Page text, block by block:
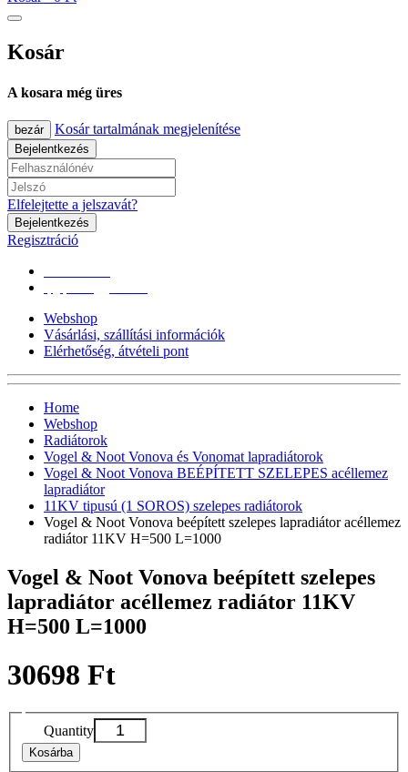
Kosár
A kosara még üres
bezár Kosár tartalmának megjelenítése
Bejelentkezés
Elfelejtette a jelszavát?
Bejelentkezés
Regisztráció
Webshop
Vásárlási, szállítási információk
Elérhetőség, átvételi pont
Home
Webshop
Radiátorok
Vogel & Noot Vonova és Vonomat lapradiátorok
Vogel & Noot Vonova BEÉPÍTETT SZELEPES acéllemez
lapradiátor
11KV tipusú (1 SOROS) szelepes radiátorok
Vogel & Noot Vonova beépített szelepes lapradiátor acéllemez
radiátor 11KV H=500 L=1000
Vogel & Noot Vonova beépített szelepes
lapradiátor acéllemez radiátor 11KV
H=500 L=1000
30698 Ft
Quantity
Kosárba